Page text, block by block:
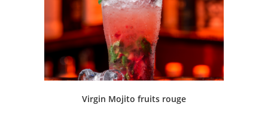
Virgin Mojito fruits rouge